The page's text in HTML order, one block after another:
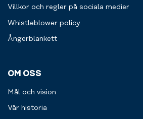
Villkor och regler på sociala medier
Whistleblower policy
Ångerblankett
OM OSS
Mål och vision
Vår historia